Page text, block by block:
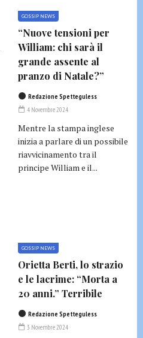
GOSSIP NEWS
“Nuove tensioni per
William: chi sarà il
grande assente al
pranzo di Natale?”
Redazione Spetteguless
4 Novembre 2024
Mentre la stampa inglese
inizia a parlare di un possibile
riavvicinamento tra il
principe William e il...
GOSSIP NEWS
Orietta Berti, lo strazio
e le lacrime: “Morta a
20 anni.” Terribile
Redazione Spetteguless
3 Novembre 2024